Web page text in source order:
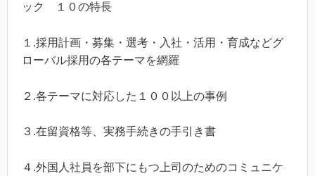
ック １０の特長
１.採用計画・募集・選考・入社・活用・育成などグ
ローバル採用の各テーマを網羅
２.各テーマに対応した１００以上の事例
３.在留資格等、実務手続きの手引き書
４.外国人社員を部下にもつ上司のためのコミュニケ